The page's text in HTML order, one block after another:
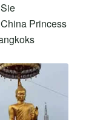
Princess